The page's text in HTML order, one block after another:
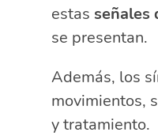
estas señales
se presentan.
Además, los
movimientos,
y tratamiento.